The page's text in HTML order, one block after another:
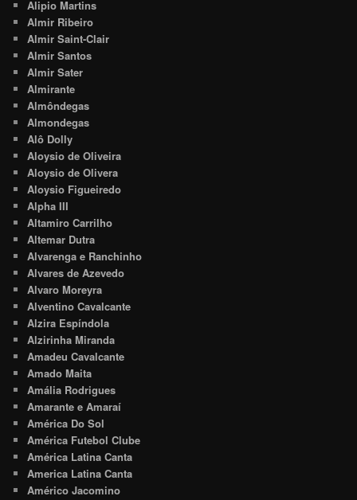
Alipio Martins
Almir Ribeiro
Almir Saint-Clair
Almir Santos
Almir Sater
Almirante
Almôndegas
Almondegas
Alô Dolly
Aloysio de Oliveira
Aloysio de Olivera
Aloysio Figueiredo
Alpha III
Altamiro Carrilho
Altemar Dutra
Alvarenga e Ranchinho
Alvares de Azevedo
Alvaro Moreyra
Alventino Cavalcante
Alzira Espíndola
Alzirinha Miranda
Amadeu Cavalcante
Amado Maita
Amália Rodrigues
Amarante e Amaraí
América Do Sol
América Futebol Clube
América Latina Canta
America Latina Canta
Américo Jacomino